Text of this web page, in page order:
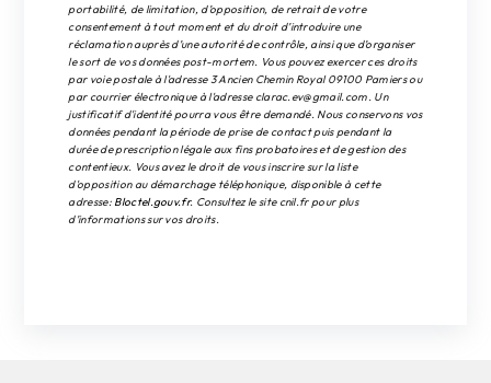
portabilité, de limitation, d’opposition, de retrait de votre
consentement à tout moment et du droit d’introduire une
réclamation auprès d’une autorité de contrôle, ainsi que d’organiser
le sort de vos données post-mortem. Vous pouvez exercer ces droits
par voie postale à l'adresse 3 Ancien Chemin Royal 09100 Pamiers ou
par courrier électronique à l'adresse clarac.ev@gmail.com. Un
justificatif d'identité pourra vous être demandé. Nous conservons vos
données pendant la période de prise de contact puis pendant la
durée de prescription légale aux fins probatoires et de gestion des
contentieux. Vous avez le droit de vous inscrire sur la liste
d'opposition au démarchage téléphonique, disponible à cette
adresse: Bloctel.gouv.fr. Consultez le site cnil.fr pour plus
d’informations sur vos droits.